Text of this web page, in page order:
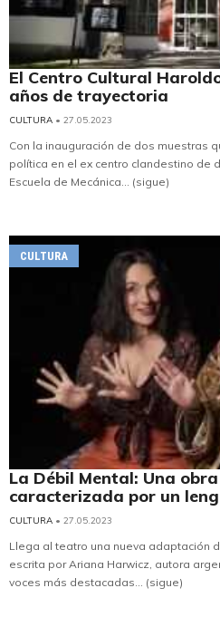
El Centro Cultural
años de trayectoria
CULTURA • 27.05.2023
Con la inauguración de dos muestras
política en el ex centro clandestino de
Escuela de Mecánica... (sigue)
CULTURA
La Débil Mental: Una
caracterizada por un
CULTURA • 27.05.2023
Llega al teatro una nueva adaptación
escrita por Ariana Harwicz, autora
voces más destacadas... (sigue)